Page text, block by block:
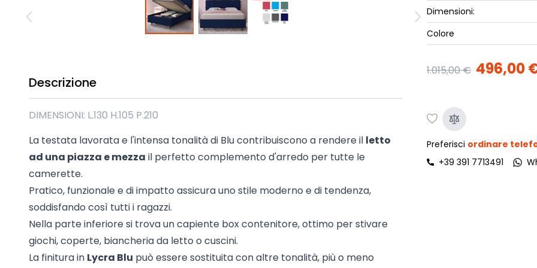
Madie industrial New York
Mobili sala moderna Piccione
Armadi e
Letto,
Descrizione
DIMENSIONI: L.130 H.105 P.210
La testata lavorata e l'intensa tonalità di Blu contribuiscono a rendere il letto
ad una piazza e mezza il perfetto complemento d'arredo per tutte le
camerette.
Pratico, funzionale e di impatto assicura uno stile moderno e di tendenza,
soddisfando così tutti i ragazzi.
Nella parte inferiore si trova un capiente box contenitore, ottimo per stivare
giochi, coperte, biancheria da letto o cuscini.
La finitura in Lycra Blu può essere sostituita con altre tonalità, più o meno
Dimensioni:
Colore
1.015,00 € 496,00
Preferisci ordinare
+39 391 7713491